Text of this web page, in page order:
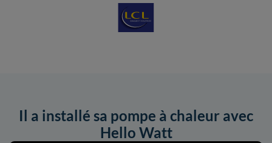
Il a installé sa pompe à chaleur avec
Hello Watt